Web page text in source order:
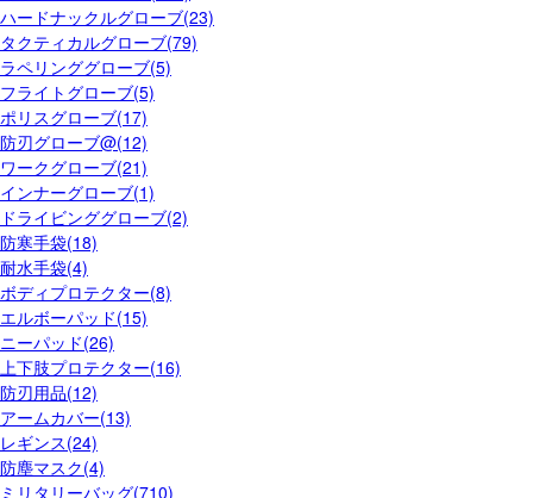
ハードナックルグローブ(23)
タクティカルグローブ(79)
ラペリンググローブ(5)
フライトグローブ(5)
ポリスグローブ(17)
防刃グローブ@(12)
ワークグローブ(21)
インナーグローブ(1)
ドライビンググローブ(2)
防寒手袋(18)
耐水手袋(4)
ボディプロテクター(8)
エルボーパッド(15)
ニーパッド(26)
上下肢プロテクター(16)
防刃用品(12)
アームカバー(13)
レギンス(24)
防塵マスク(4)
ミリタリーバッグ(710)